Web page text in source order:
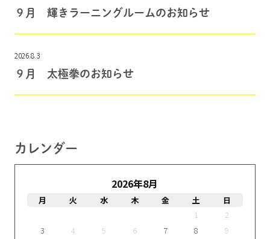
９月 輝きラーニングルームのお知らせ
2026.8.3
９月 太極拳のお知らせ
カレンダー
2026年8月
月 火 水 木 金 土
日
1
2
3
4 5 6 7 8
9